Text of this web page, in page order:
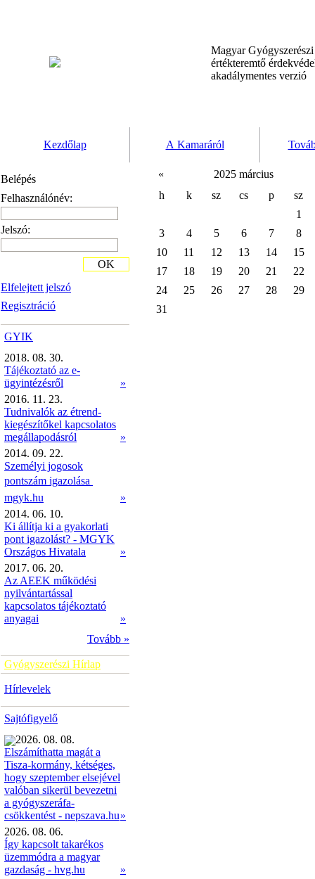
Magyar
értékteremtő
akadálymentes verzió
Kezdőlap A Kamaráról
Belépés
Felhasználónév:
Jelszó:
Elfelejtett jelszó
Regisztráció
OK
GYIK
2018. 08. 30.
Tájékoztató az e-
ügyintézésről
»
2016. 11. 23.
Tudnivalók az étrend-
kiegészítőkel kapcsolatos
megállapodásról
»
2014. 09. 22.
Személyi jogosok
pontszám igazolása 
mgyk.hu
»
2014. 06. 10.
Ki állítja ki a gyakorlati
pont igazolást? - MGYK
Országos Hivatala
»
2017. 06. 20.
Az AEEK működési
nyilvántartással
kapcsolatos tájékoztató
anyagai
»
Tovább »
Gyógyszerészi Hírlap
Hírlevelek
Sajtófigyelő
2026. 08. 08.
Elszámíthatta magát a
Tisza-kormány, kétséges,
hogy szeptember elsejével
valóban sikerül bevezetni
a gyógyszeráfa-
csökkentést - nepszava.hu»
2026. 08. 06.
Így kapcsolt takarékos
üzemmódra a magyar
gazdaság - hvg.hu
»
«
2025 március
h
k sz cs p
sz
1
3
4 5 6 7
8
10
11 12 13 14
15
17
18 19 20 21
22
24
25 26 27 28
29
31